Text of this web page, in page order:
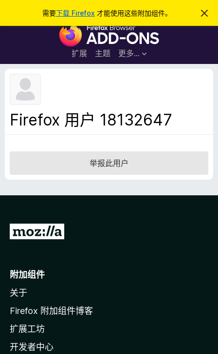
需要下载 Firefox 才能使用这些附加组件。
忽
此
F
r
e
览
加
组
扩展 主题 更多…
登录
Firefox 用户 18132647
举报此用户
转
o
i
l
a
主
附加组件
关于
Firefox 附加组件博客
扩展工坊
开发者中心